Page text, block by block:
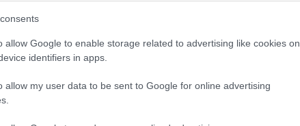
allow Google to enable storage related to advertising like cookies on
identifiers in apps.
allow my user data to be sent to Google for online advertising
interessata, è possibile ridurre il gonfiore e
a migliorare la microcircolazione,
ai tessuti muscolari. Questo può essere